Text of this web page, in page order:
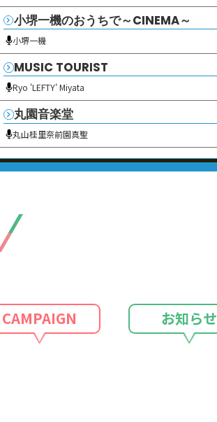
小堺一機のおうちで～CINEMA～
小堺一機
MUSIC TOURIST
Ryo 'LEFTY' Miyata
丸園音楽堂
丸山桂里奈前園真聖
NEWS
鈴木敏夫
Good-Track！
井上 麻里奈
CAMPAIGN お知らせ